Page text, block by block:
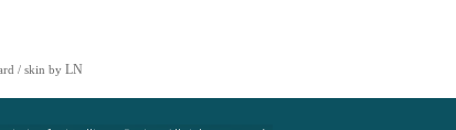
/ skin by LN